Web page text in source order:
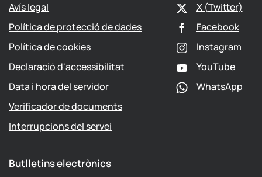
Avís legal
Política de protecció de dades
Política de cookies
Declaració d'accessibilitat
Data i hora del servidor
Verificador de documents
Interrupcions del servei
X (Twitter)
Facebook
Instagram
YouTube
WhatsApp
Butlletins electrònics